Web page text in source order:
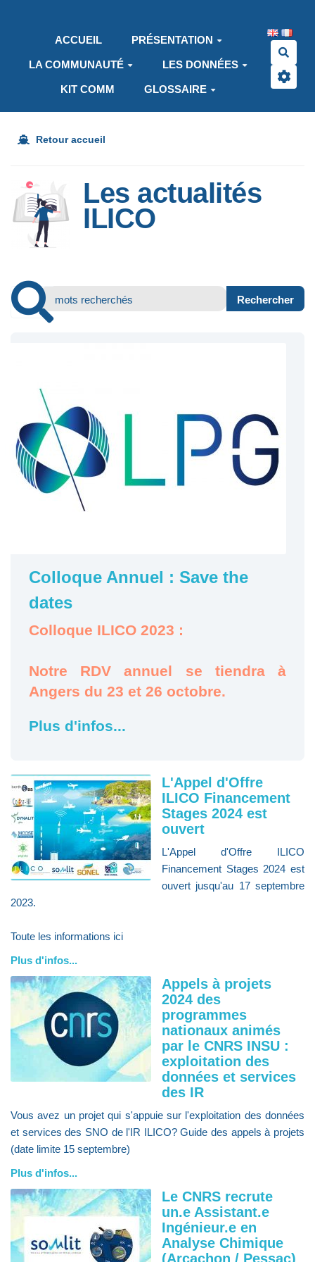
ACCUEIL
PRÉSENTATION
LA COMMUNAUTÉ LES DONNÉES
KIT COMM GLOSSAIRE
Retour accueil
Les actualités
ILICO
Colloque Annuel : Save the
dates
Colloque ILICO 2023 :
Notre RDV annuel se tiendra à
Angers du 23 et 26 octobre.
Plus d'infos...
L'Appel d'Offre
ILICO Financement
Stages 2024 est
ouvert
L'Appel d'Offre ILICO
Financement Stages 2024 est
ouvert jusqu'au 17 septembre
2023.
Toute les informations ici
Plus d'infos...
Appels à projets
2024 des
programmes
nationaux animés
par le CNRS INSU :
exploitation des
données et services
des IR
Vous avez un projet qui s'appuie sur l'exploitation des données
et services des SNO de l'IR ILICO? Guide des appels à projets
(date limite 15 septembre)
Plus d'infos...
Le CNRS recrute
un.e Assistant.e
Ingénieur.e en
Analyse Chimique
(Arcachon / Pessac)